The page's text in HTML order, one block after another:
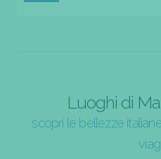
Luoghi di
scopri le bellezze